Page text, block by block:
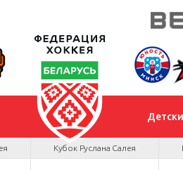
Кубок Руслана Салея